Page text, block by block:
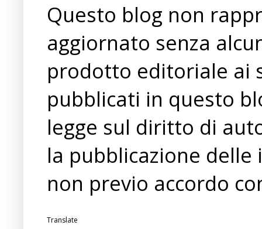
Questo blog non
aggiornato senza
prodotto editoriale ai
pubblicati in questo
legge sul diritto di
la pubblicazione
non previo accordo
Translate